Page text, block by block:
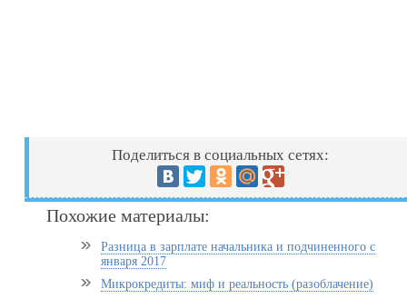
Поделиться в социальных сетях:
Похожие материалы:
Разница в зарплате начальника и подчиненного с
января 2017
Микрокредиты: миф и реальность (разоблачение)